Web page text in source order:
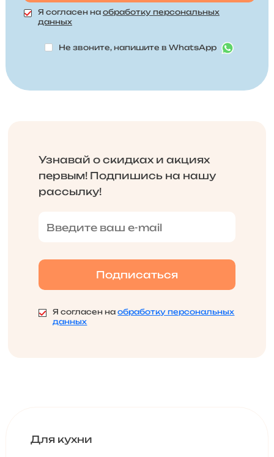
Я согласен на обработку персональных
данных
Не звоните, напишите в WhatsApp
Узнавай о скидках и акциях
первым! Подпишись на нашу
рассылку!
Я согласен наобработку персональных
данных
Для кухни